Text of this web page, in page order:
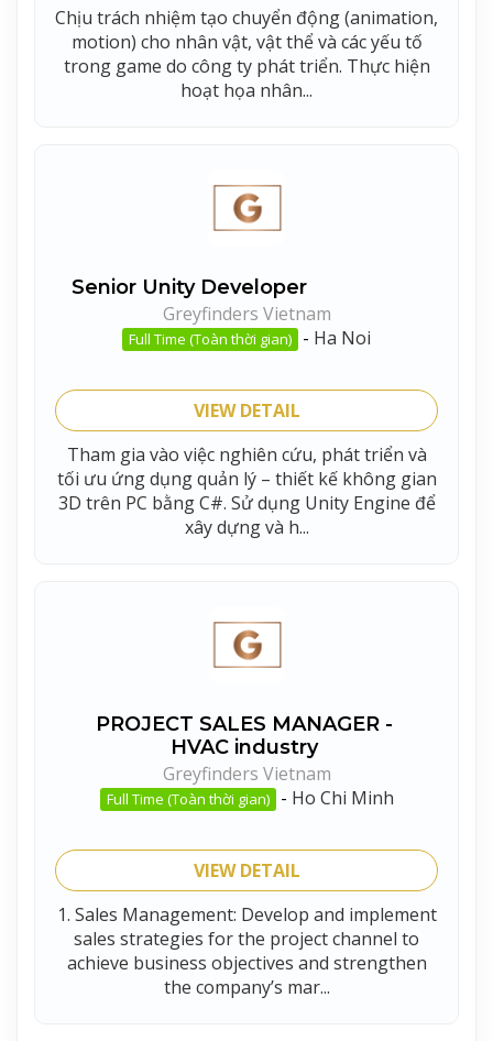
Chịu trách nhiệm tạo chuyển động (animation,
motion) cho nhân vật, vật thể và các yếu tố
trong game do công ty phát triển. Thực hiện
hoạt họa nhân...
Senior Unity Developer
Greyfinders Vietnam
Full Time (Toàn thời gian) - Ha Noi
VIEW DETAIL
Tham gia vào việc nghiên cứu, phát triển và
tối ưu ứng dụng quản lý – thiết kế không gian
3D trên PC bằng C#. Sử dụng Unity Engine để
xây dựng và h...
PROJECT SALES MANAGER -
HVAC industry
Greyfinders Vietnam
Full Time (Toàn thời gian) - Ho Chi Minh
VIEW DETAIL
1. Sales Management: Develop and implement
sales strategies for the project channel to
achieve business objectives and strengthen
the company’s mar...